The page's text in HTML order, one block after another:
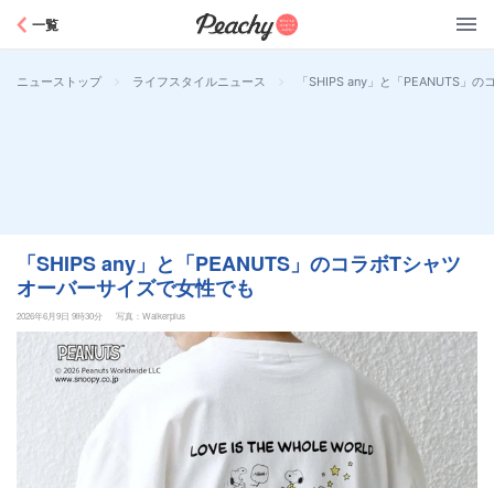
一覧
ニューストップ > ライフスタイルニュース > 「SHIPS any」と「PEANUTS」
「SHIPS any」と「PEANUTS」のコラボTシャツ
オーバーサイズで女性でも
2026年6月9日 9時30分 写真：Walkerplus